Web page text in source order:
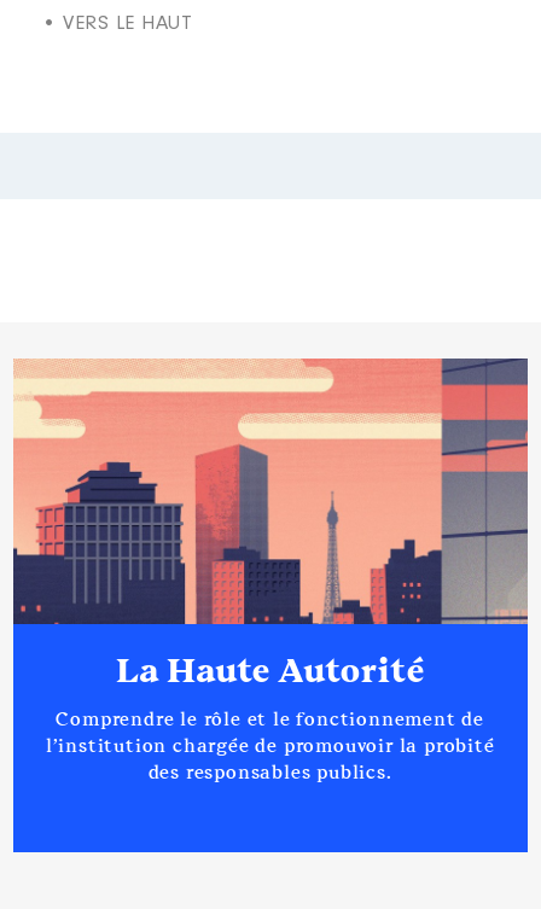
• VERS LE HAUT
La Haute Autorité
Comprendre le rôle et le fonctionnement de
l’institution chargée de promouvoir la probité
des responsables publics.